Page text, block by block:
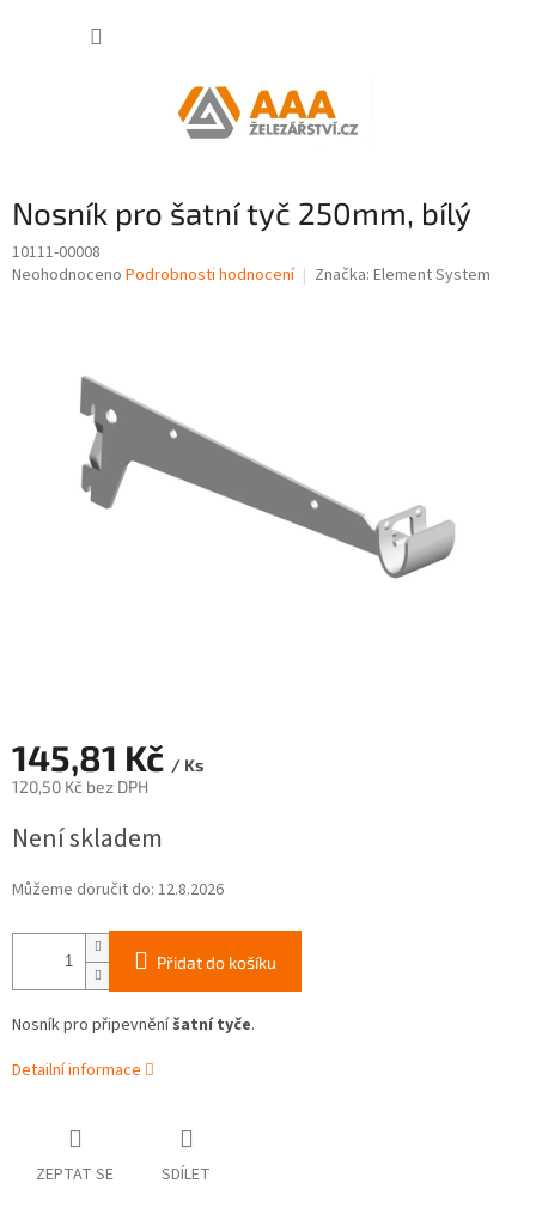
Nosník pro šatní tyč 250mm, bílý
10111-00008
Průměrné
Neohodnoceno Podrobnosti hodnocení Značka: Element System
145,81 Kč / Ks
120,50 Kč bez DPH
cena:
Není skladem
Můžeme doručit do: 12.8.2026
Přidat do košíku
Nosník pro připevněníšatní tyče.
Detailní informace
ZEPTAT SE SDÍLET